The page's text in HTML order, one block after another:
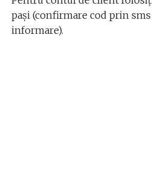
pași (confirmare cod prin
informare).